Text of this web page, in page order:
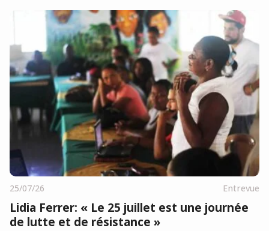
25/07/26 Entrevue
Lidia Ferrer: « Le 25 juillet est une journée
de lutte et de résistance »